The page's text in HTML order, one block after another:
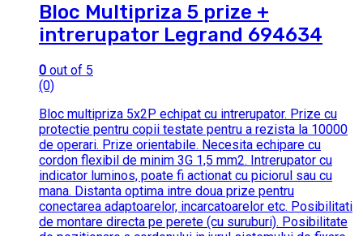
Bloc Multipriza 5 prize +
intrerupator Legrand 694634
0 out of 5
(0)
Bloc multipriza 5x2P echipat cu intrerupator. Prize cu
protectie pentru copii testate pentru a rezista la 10000
de operari. Prize orientabile. Necesita echipare cu
cordon flexibil de minim 3G 1,5 mm2. Intrerupator cu
indicator luminos, poate fi actionat cu piciorul sau cu
mana. Distanta optima intre doua prize pentru
conectarea adaptoarelor, incarcatoarelor etc. Posibilitati
de montare directa pe perete (cu suruburi). Posibilitate